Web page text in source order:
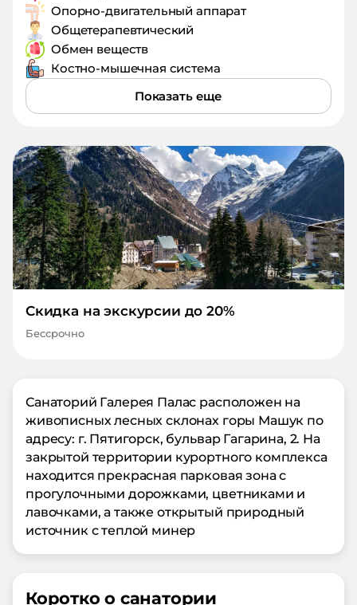
Опорно-двигательный аппарат
Общетерапевтический
Обмен веществ
Костно-мышечная система
Показать еще
Скидка на экскурсии до 20%
Бессрочно
Санаторий Галерея Палас расположен на
живописных лесных склонах горы Машук по
адресу: г. Пятигорск, бульвар Гагарина, 2. На
закрытой территории курортного комплекса
находится прекрасная парковая зона с
прогулочными дорожками, цветниками и
лавочками, а также открытый природный
источник с теплой минер
Коротко о санатории